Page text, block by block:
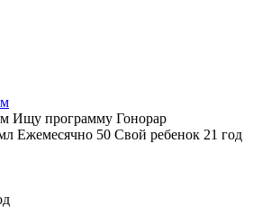
Ищу программу Гонорар
Ежемесячно 50 Свой ребенок 21 год